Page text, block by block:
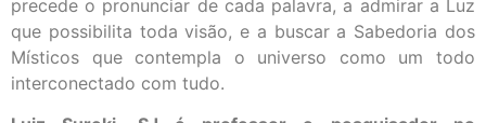
precede o pronunciar de cada palavra, a admirar a Luz
que possibilita toda visão, e a buscar a Sabedoria dos
Místicos que contempla o universo como um todo
interconectado com tudo.